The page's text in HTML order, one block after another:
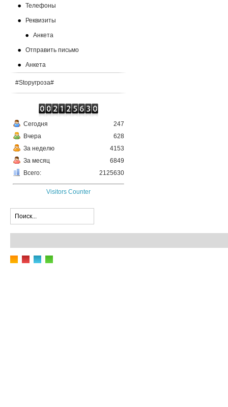
Телефоны
Реквизиты
Анкета
Отправить письмо
Анкета
#Stopугроза#
Сегодня
Вчера
За неделю
За месяц
Всего:
247
628
4153
6849
2125630
Visitors Counter